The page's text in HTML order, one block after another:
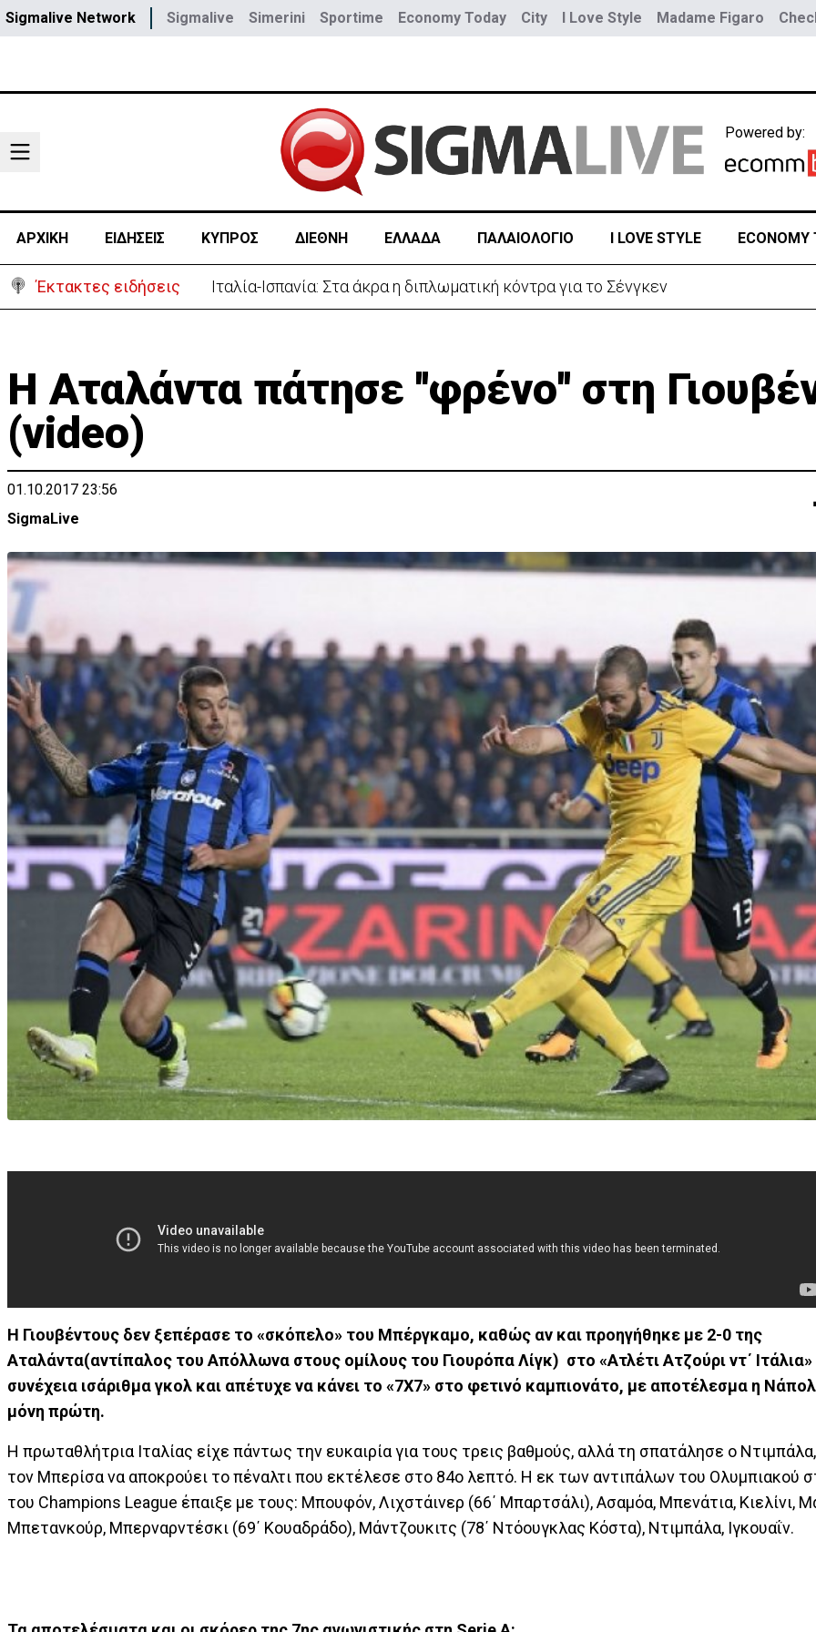
Sigmalive Network Sigmalive Simerini Sportime Economy Today City I Love Style Madame Figaro
Powered by:
ΑΡΧΙΚΗ ΕΙΔΗΣΕΙΣ ΚΥΠΡΟΣ ΔΙΕΘΝΗ ΕΛΛΑΔΑ ΠΑΛΑΙΟΛΟΓΙΟ I LOVE STYLE ECONOMY
Έκτακτες ειδήσεις Ιταλία-Ισπανία: Στα άκρα η διπλωματική κόντρα για το Σένγκεν
Η Αταλάντα πάτησε ''φρένο'' στη
(video)
01.10.2017 23:56
SigmaLive
Η Γιουβέντους δεν ξεπέρασε το «σκόπελο» του Μπέργκαμο, καθώς αν και προηγήθηκε με 2-0 της
Αταλάντα(αντίπαλος του Απόλλωνα στους ομίλους του Γιουρόπα Λίγκ) στο «Ατλέτι Ατζούρι ντ΄
συνέχεια ισάριθμα γκολ και απέτυχε να κάνει το «7Χ7» στο φετινό καμπιονάτο, με αποτέλεσμα η
μόνη πρώτη.
Η πρωταθλήτρια Ιταλίας είχε πάντως την ευκαιρία για τους τρεις βαθμούς, αλλά τη σπατάλησε ο
τον Μπερίσα να αποκρούει το πέναλτι που εκτέλεσε στο 84ο λεπτό. Η εκ των αντιπάλων του Ολυμπιακού
του Champions League έπαιξε με τους: Μπουφόν, Λιχστάινερ (66΄ Μπαρτσάλι), Ασαμόα, Μπενάτια, Κιελίνι,
Μπετανκούρ, Μπερναρντέσκι (69΄ Κουαδράδο), Μάντζουκιτς (78΄ Ντόουγκλας Κόστα), Ντιμπάλα, Ιγκουαΐν.